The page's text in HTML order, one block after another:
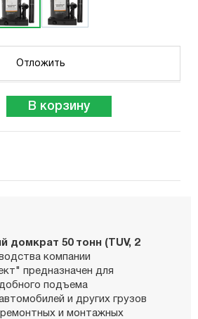
Отложить
В корзину
домкрат 50 тонн (TUV, 2
компании
предназначен для
подъема
и других грузов
и монтажных